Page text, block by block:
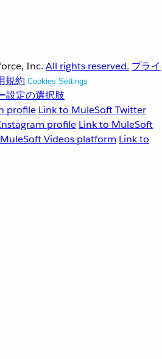
Inc. All rights reserved. プライ
規約 Cookies Settings
設定の選択肢
profile Link to MuleSoft Twitter
profile Link to MuleSoft
Videos platform Link to